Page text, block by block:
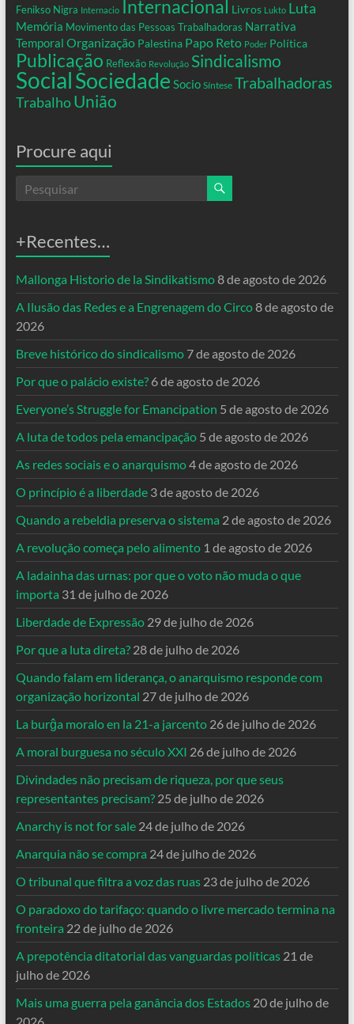
Fenikso Nigra Internacio Internacional Livros Lukto Luta
Memória Movimento das Pessoas Trabalhadoras Narrativa
Temporal Organização Palestina Papo Reto Poder Política
Publicação Reflexão Revolução Sindicalismo
SocialSociedade Socio Síntese Trabalhadoras
Trabalho União
Procure aqui
+Recentes…
Mallonga Historio de la Sindikatismo8 de agosto de 2026
A Ilusão das Redes e a Engrenagem do Circo8 de agosto de
2026
Breve histórico do sindicalismo 7 de agosto de 2026
Por que o palácio existe? 6 de agosto de 2026
Everyone’s Struggle for Emancipation 5 de agosto de 2026
A luta de todos pela emancipação 5 de agosto de 2026
As redes sociais e o anarquismo4 de agosto de 2026
O princípio é a liberdade 3 de agosto de 2026
Quando a rebeldia preserva o sistema 2 de agosto de 2026
A revolução começa pelo alimento 1 de agosto de 2026
A ladainha das urnas: por que o voto não muda o que
importa 31 de julho de 2026
Liberdade de Expressão 29 de julho de 2026
Por que a luta direta? 28 de julho de 2026
Quando falam em liderança, o anarquismo responde com
organização horizontal 27 de julho de 2026
La burĝa moralo en la 21-a jarcento 26 de julho de 2026
A moral burguesa no século XXI 26 de julho de 2026
Divindades não precisam de riqueza, por que seus
representantes precisam? 25 de julho de 2026
Anarchy is not for sale 24 de julho de 2026
Anarquia não se compra 24 de julho de 2026
O tribunal que filtra a voz das ruas 23 de julho de 2026
O paradoxo do tarifaço: quando o livre mercado termina na
fronteira 22 de julho de 2026
A prepotência ditatorial das vanguardas políticas 21 de
julho de 2026
Mais uma guerra pela ganância dos Estados 20 de julho de